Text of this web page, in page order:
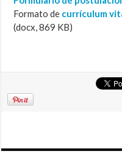
Formato de currículum
(docx, 869 KB)